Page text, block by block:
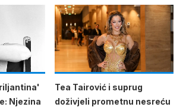
Njezina
Tea Tairović i suprug
doživjeli prometnu nesreću